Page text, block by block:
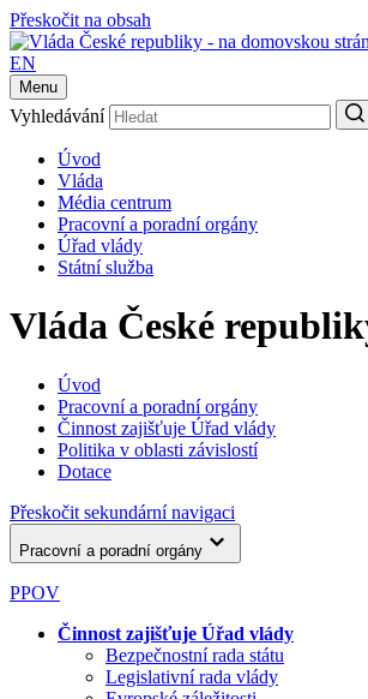
Přeskočit na obsah
EN
Menu
Vyhledávání
Úvod
Vláda
Média centrum
Pracovní a poradní orgány
Úřad vlády
Státní služba
Vláda České
Úvod
Pracovní a poradní orgány
Činnost zajišťuje Úřad vlády
Politika v oblasti závislostí
Dotace
Přeskočit sekundární navigaci
Pracovní a poradní orgány
PPOV
Činnost zajišťuje Úřad vlády
Bezpečnostní rada státu
Legislativní rada vlády